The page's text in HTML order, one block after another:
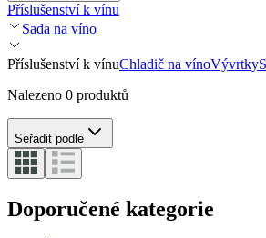
Příslušenství k vínu
Sada na víno
Příslušenství k vínuChladič na vínoVývrtky
Nalezeno 0 produktů
Seřadit podle
Doporučené kategorie